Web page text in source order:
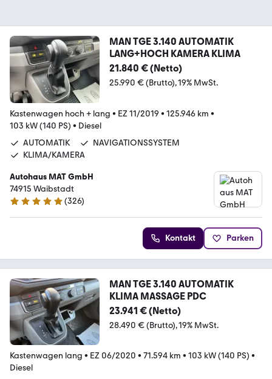
MAN TGE 3.140 AUTOMATIK
LANG+HOCH KAMERA KLIMA
21.840 € (Netto)
25.990 € (Brutto) 19% MwSt.
Kastenwagen hoch + lang • EZ 11/2019 • 125.946 km •
103 kW (140 PS) • Diesel
AUTOMATIK
NAVIGATIONSSYSTEM
KLIMA/KAMERA
Autohaus MAT GmbH
74915 Waibstadt
4.9 Sterne
(326)
Kontakt Parken
MAN TGE 3.140 AUTOMATIK
KLIMA MASSAGE PDC
23.941 € (Netto)
28.490 € (Brutto) 19% MwSt.
Kastenwagen lang • EZ 06/2020 • 71.594 km • 103 kW (140 PS) •
Diesel